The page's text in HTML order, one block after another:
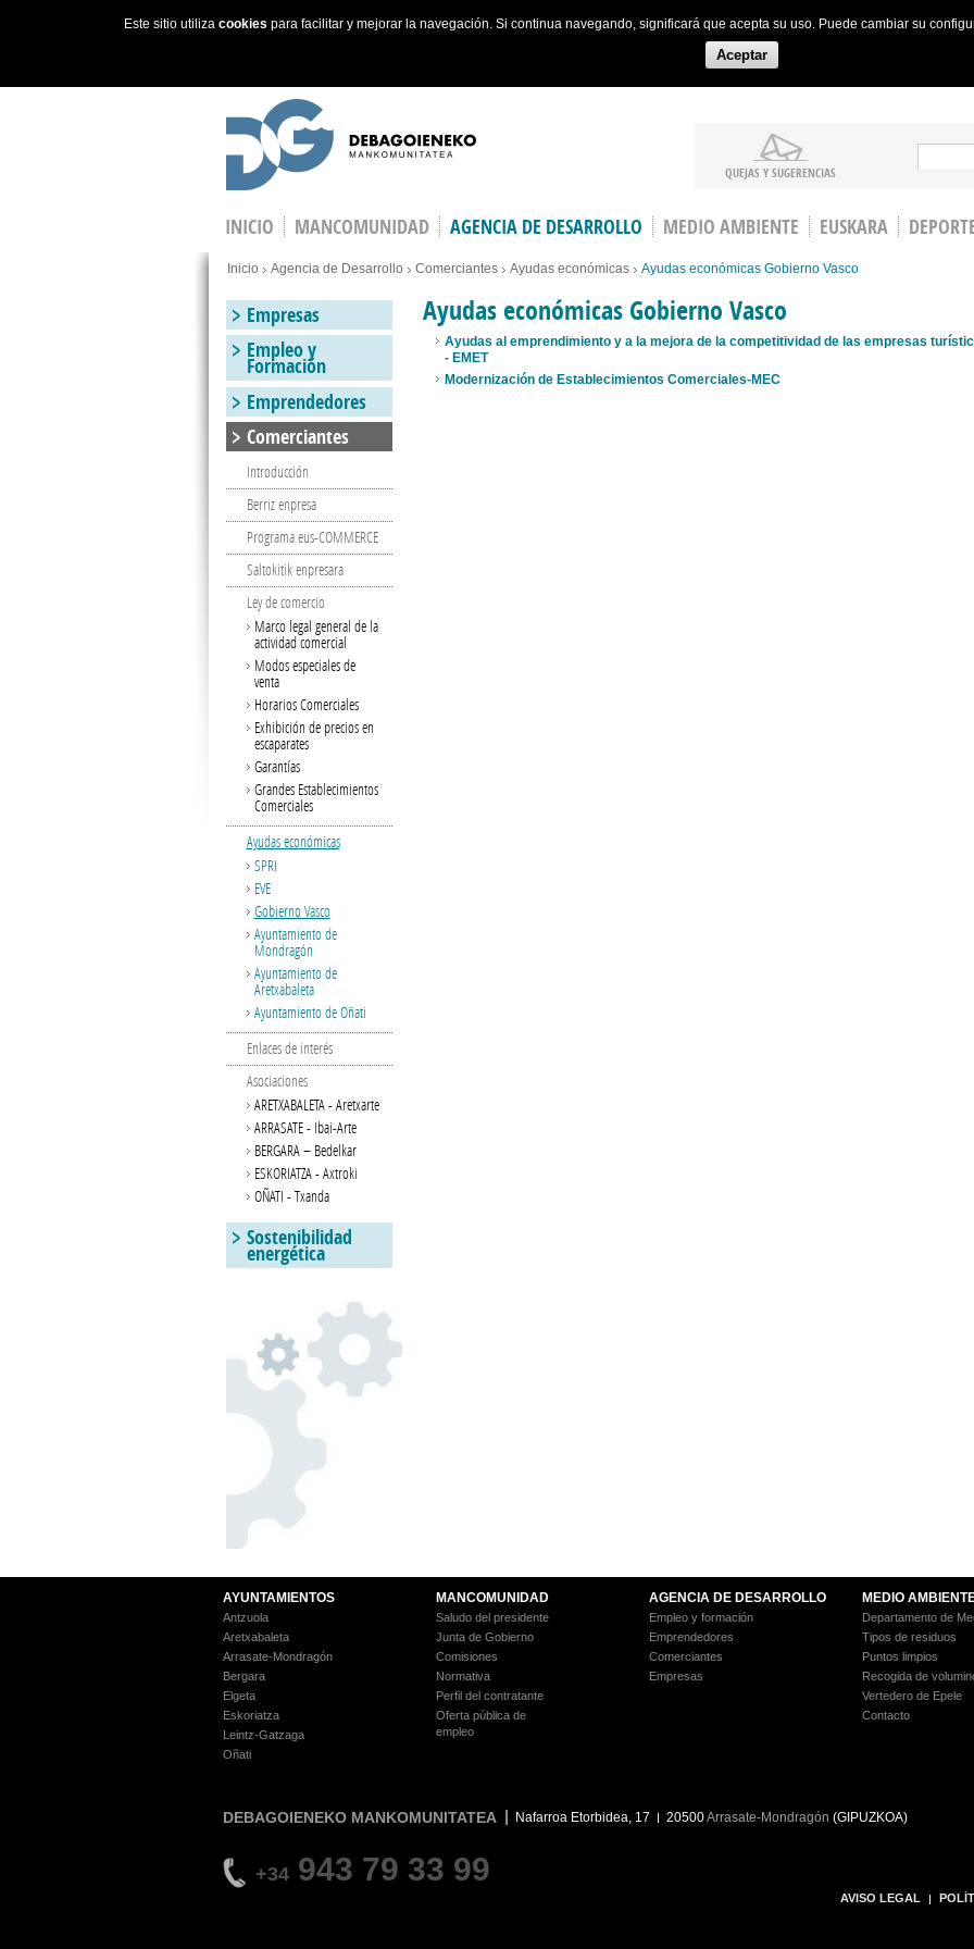
Este sitio utiliza cookies para facilitar y mejorar la navegación. Si continua navegando, significará que acepta su uso. Puede cambiar su
Aceptar
QUEJAS Y SUGERENCIAS
INICIO MANCOMUNIDAD AGENCIA DE DESARROLLO MEDIO AMBIENTE EUSKARA
You are here
Inicio Agencia de Desarrollo Comerciantes Ayudas económicas Ayudas económicas Gobierno Vasco
Ayudas económicas Gobierno Vasco
Ayudas al emprendimiento y a la mejora de la competitividad de las empresas
- EMET
Modernización de Establecimientos Comerciales-MEC
Empresas
Empleo y
Formación
Emprendedores
Comerciantes
Introducción
Berriz enpresa
Programa eus-COMMERCE
Saltokitik enpresara
Ley de comercio
Marco legal general de la
actividad comercial
Modos especiales de
venta
Horarios Comerciales
Exhibición de precios en
escaparates
Garantías
Grandes Establecimientos
Comerciales
Ayudas económicas
SPRI
EVE
Gobierno Vasco
Ayuntamiento de
Mondragón
Ayuntamiento de
Aretxabaleta
Ayuntamiento de Oñati
Enlaces de interés
Asociaciones
ARETXABALETA - Aretxarte
ARRASATE - Ibai-Arte
BERGARA – Bedelkar
ESKORIATZA - Axtroki
OÑATI - Txanda
Sostenibilidad
energética
AYUNTAMIENTOS
Antzuola
Aretxabaleta
Arrasate-Mondragón
Bergara
Elgeta
Eskoriatza
Leintz-Gatzaga
Oñati
MANCOMUNIDAD
Saludo del presidente
Junta de Gobierno
Comisiones
Normativa
Perfil del contratante
Oferta pública de
empleo
AGENCIA DE DESARROLLO
Empleo y formación
Emprendedores
Comerciantes
Empresas
MEDIO
Departamento de
Tipos de residuos
Puntos limpios
Recogida de
Vertedero de Epele
Contacto
DEBAGOIENEKO MANKOMUNITATEA Nafarroa Etorbidea, 17 20500Arrasate-Mondragón (GIPUZKOA)
+34943 79 33 99
AVISO LEGAL